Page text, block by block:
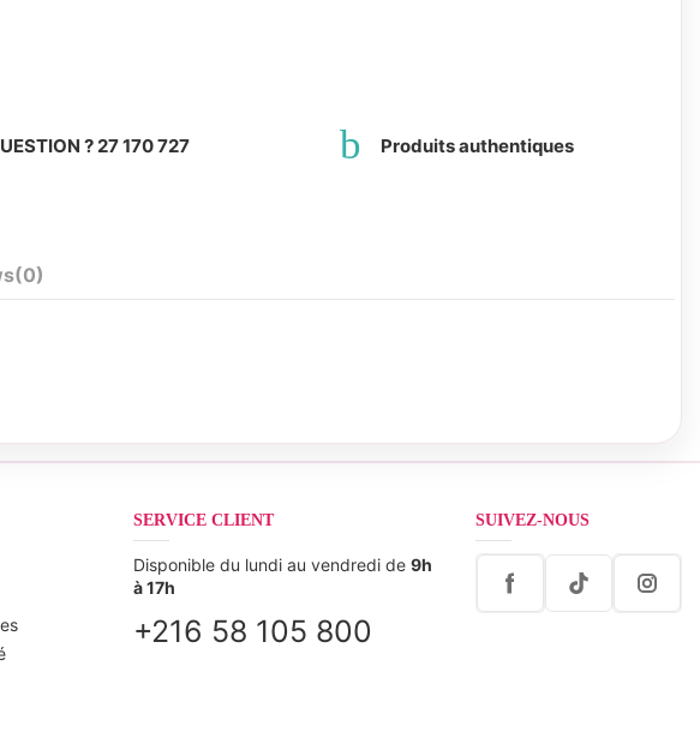
? 27 170 727 Produits authentiques
(0)
SERVICE CLIENT
Disponible du lundi au vendredi de 9h
à 17h
+216 58 105 800
SUIVEZ-NOUS